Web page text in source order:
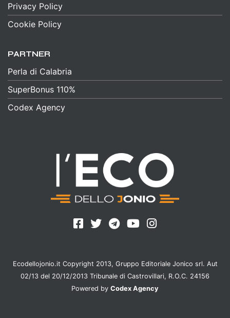
Privacy Policy
Cookie Policy
PARTNER
Perla di Calabria
SuperBonus 110%
Codex Agency
Ecodellojonio.it Copyright 2013, Gruppo Editoriale Jonico srl. Aut
02/13 del 20/12/2013 Tribunale di Castrovillari, R.O.C. 24156
Powered by Codex Agency